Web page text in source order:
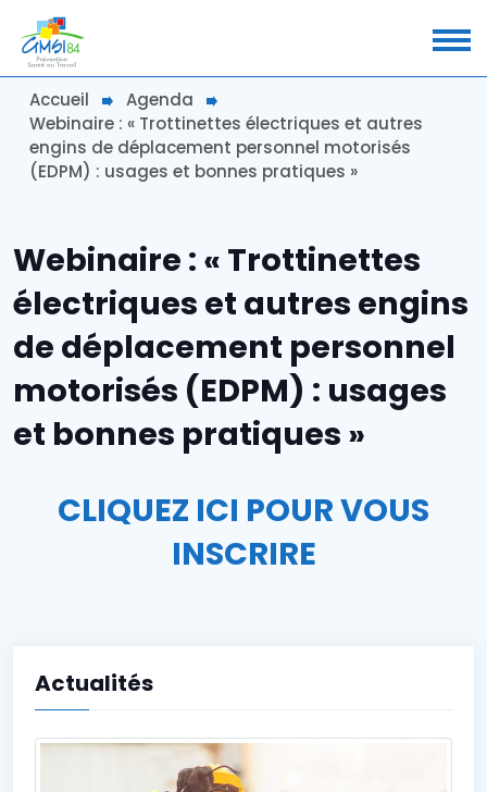
Accueil
Agenda
Webinaire : « Trottinettes électriques et autres
engins de déplacement personnel motorisés
(EDPM) : usages et bonnes pratiques »
Webinaire : « Trottinettes
électriques et autres engins
de déplacement personnel
motorisés (EDPM) : usages
et bonnes pratiques »
CLIQUEZ ICI POUR VOUS
INSCRIRE
Actualités